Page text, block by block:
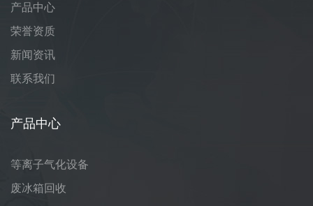
产品中心
荣誉资质
新闻资讯
联系我们
产品中心
等离子气化设备
废冰箱回收